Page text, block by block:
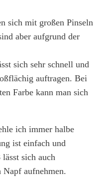
sich mit großen Pinseln
aber aufgrund der
sich sehr schnell und
auftragen. Bei
Farbe kann man sich
ich immer halbe
ist einfach und
sich auch
Napf aufnehmen.